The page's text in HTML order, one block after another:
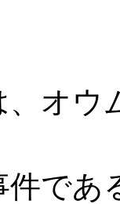
オウ
件であ